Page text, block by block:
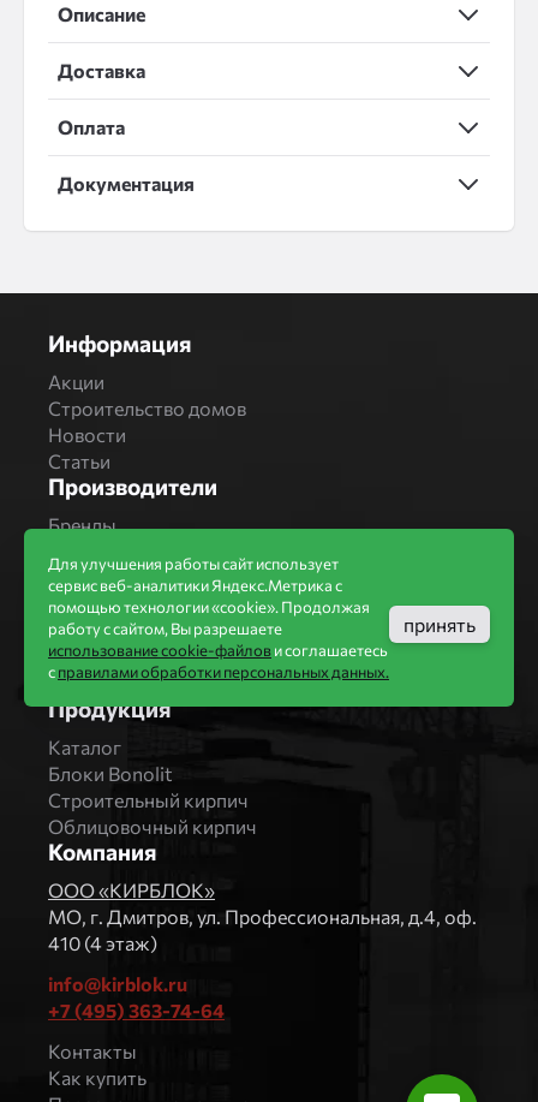
Описание
Доставка
Оплата
Документация
Информация
Акции
Строительство домов
Новости
Статьи
Производители
Бренды
Завод Мстера
Вышневолоцкая керамика
Магма Керамик
Комбинат СТРОМА
Вяземский кирпичный завод
Продукция
Каталог
Блоки Bonolit
Строительный кирпич
Облицовочный кирпич
Компания
ООО «КИРБЛОК»
МO, г. Дмитров, ул. Профессиональная, д.4, оф.
410 (4 этаж)
info@kirblok.ru
+7 (495) 363-74-64
Контакты
Как купить
Для улучшения работы сайт использует
сервис веб-аналитики Яндекс.Метрика с
помощью технологии «cookie». Продолжая
работу с сайтом, Вы разрешаете
использование cookie-файлови соглашаетесь
справилами обработки персональных данных.
принять